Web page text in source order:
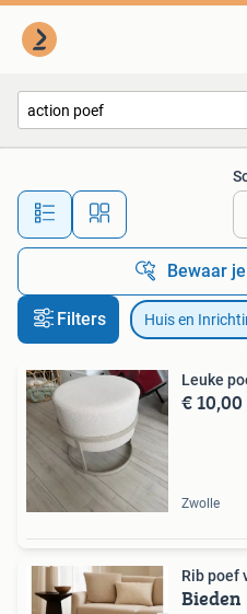
Alle
Bewaar
Filters Huis en
Leuke
€ 10,00
Zwolle
Rib poef
Bieden